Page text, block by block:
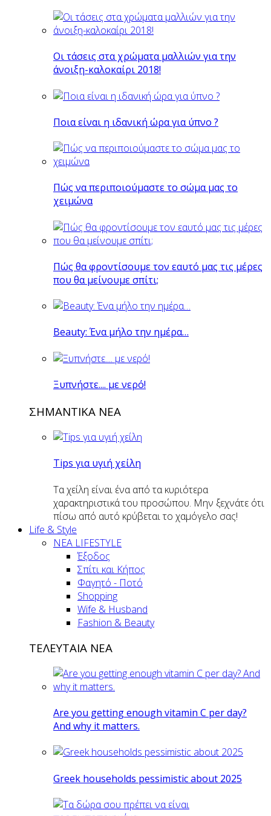
Οι τάσεις στα χρώματα μαλλιών για την
άνοιξη-καλοκαίρι 2018!
Ποια είναι η ιδανική ώρα για ύπνο ?
Πώς να περιποιούμαστε το σώμα μας το
χειμώνα
Πώς θα φροντίσουμε τον εαυτό μας τις μέρες
που θα μείνουμε σπίτι;
Beauty: Ένα μήλο την ημέρα…
Ξυπνήστε.... με νερό!
ΣΗΜΑΝΤΙΚΑ ΝΕΑ
Tips για υγιή χείλη
Τα χείλη είναι ένα από τα κυριότερα
χαρακτηριστικά του προσώπου. Μην ξεχνάτε ότι
πίσω από αυτό κρύβεται το χαμόγελο σας!
Life & Style
ΝΕΑ LIFESTYLE
Έξοδος
Σπίτι και Κήπος
Φαγητό - Ποτό
Shopping
Wife & Husband
Fashion & Beauty
ΤΕΛΕΥΤΑΙΑ ΝΕΑ
Are you getting enough vitamin C per day?
And why it matters.
Greek households pessimistic about 2025